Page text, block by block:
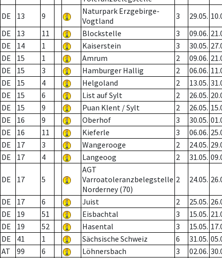
DE 13 9
Naturpark Erzgebirge-
Vogtland
3 29.05.
DE
13 11 Blockstelle 3 09.06.
DE
14 1 Kaiserstein 3 30.05.
DE
15 1 Amrum 2 09.06.
DE
15 3 Hamburger Hallig 2 06.06.
DE
15 4 Helgoland 2 13.05.
DE
15 6 List auf Sylt 2 26.05.
DE
15 9 Puan Klent / Sylt 2 26.05.
DE
16 9 Oberhof 3 30.05.
DE
16 11 Kieferle 3 06.06.
DE
17 3 Wangerooge 2 24.05.
DE
17 4 Langeoog 2 31.05.
DE 17 5
AGT
Varroatoleranzbelegstelle
Norderney (70)
2 24.05.
DE 17 6 Juist 2 25.05.
DE
19 51 Eisbachtal 3 15.05.
DE
19 52 Hasental 3 15.05.
DE
41 1 Sächsische Schweiz 6 31.05.
AT
99 6 Löhnersbach 3 02.06.